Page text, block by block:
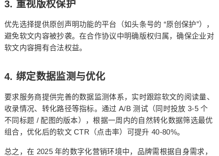
3. 重视版权保护
优先选择提供原创声明功能的平台（如头条号的 “原创保护”），
避免软文内容被抄袭。在合作协议中明确版权归属，确保企业对
软文内容拥有合法权益。
4. 绑定数据监测与优化
要求服务商提供完善的数据监测体系，实时跟踪软文的阅读量、
收录情况、转化路径等指标。通过 A/B测试（同时投放 3-5个
不同标题 /配图的版本），根据一周内的自然转化数据筛选最优
组合，优化后的软文CTR （点击率）可提升40-80%。
总之，在 2025年的数字化营销环境中，品牌需根据自身需求，